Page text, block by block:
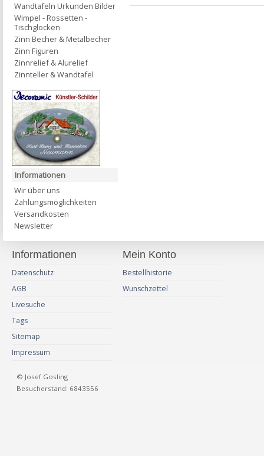
Wandtafeln Urkunden Bilder
Wimpel - Rossetten -
Tischglocken
Zinn Becher & Metalbecher
Zinn Figuren
Zinnrelief & Alurelief
Zinnteller & Wandtafel
Informationen
Wir über uns
Zahlungsmöglichkeiten
Versandkosten
Newsletter
Informationen
Datenschutz
AGB
Livesuche
Tags
Sitemap
Impressum
Mein Konto
Bestellhistorie
Wunschzettel
© Josef Gosling
Besucherstand: 6843556